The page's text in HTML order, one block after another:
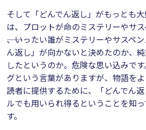
そして「どんでん返し」がもっとも
は、プロットが命のミステリーやサ
――、いったい誰がミステリーやサスペ
ん返し」が向かないと決めたのか、
したというのか。危険な思い込みで
グという言葉がありますが、物語を
読者に提供するために、「どんでん
ルでも用いられ得るということを知
す。